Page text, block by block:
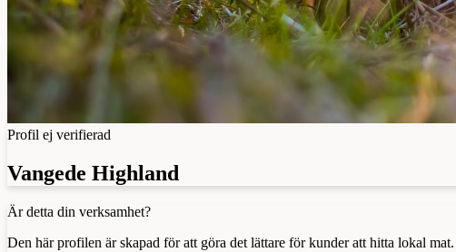
Profil ej verifierad
Vangede Highland
Är detta din verksamhet?
Den här profilen är skapad för att göra det lättare för kunder att hitta lokal